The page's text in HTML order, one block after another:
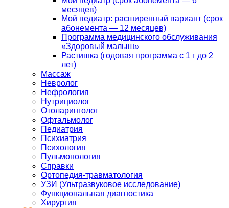
месяцев)
Мой педиатр: расширенный вариант (срок
абонемента — 12 месяцев)
Программа медицинского обслуживания
«Здоровый малыш»
Растишка (годовая программа с 1 г до 2
лет)
Массаж
Невролог
Нефрология
Нутрициолог
Отоларинголог
Офтальмолог
Педиатрия
Психиатрия
Психология
Пульмонология
Справки
Ортопедия-травматология
УЗИ (Ультразвуковое исследование)
Функциональная диагностика
Хирургия